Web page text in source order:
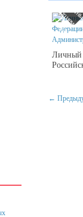
н
й
п
е
г
а
н
в
п
е
ПЛичный
←